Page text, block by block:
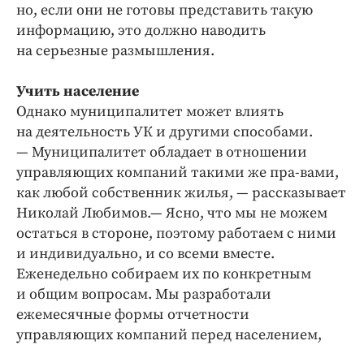
но, если они не готовы представить такую
информацию, это должно наводить
на серьезные размышления.
Учить население
Однако муниципалитет может влиять
на деятельность УК и другими способами.
— Муниципалитет обладает в отношении
управляющих компаний такими же пра-вами,
как любой собственник жилья, — рассказывает
Николай Любимов.— Ясно, что мы не можем
остаться в стороне, поэтому работаем с ними
и индивидуально, и со всеми вместе.
Еженедельно собираем их по конкретным
и общим вопросам. Мы разработали
ежемесячные формы отчетности
управляющих компаний перед населением,